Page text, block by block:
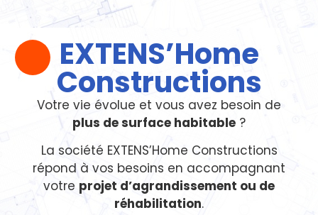
EXTENS’Home
Constructions
Votre vie évolue et vous avez besoin de
plus de surface habitable ?
La société EXTENS’Home Constructions
répond à vos besoins en accompagnant
votre projet d’agrandissement ou de
réhabilitation.